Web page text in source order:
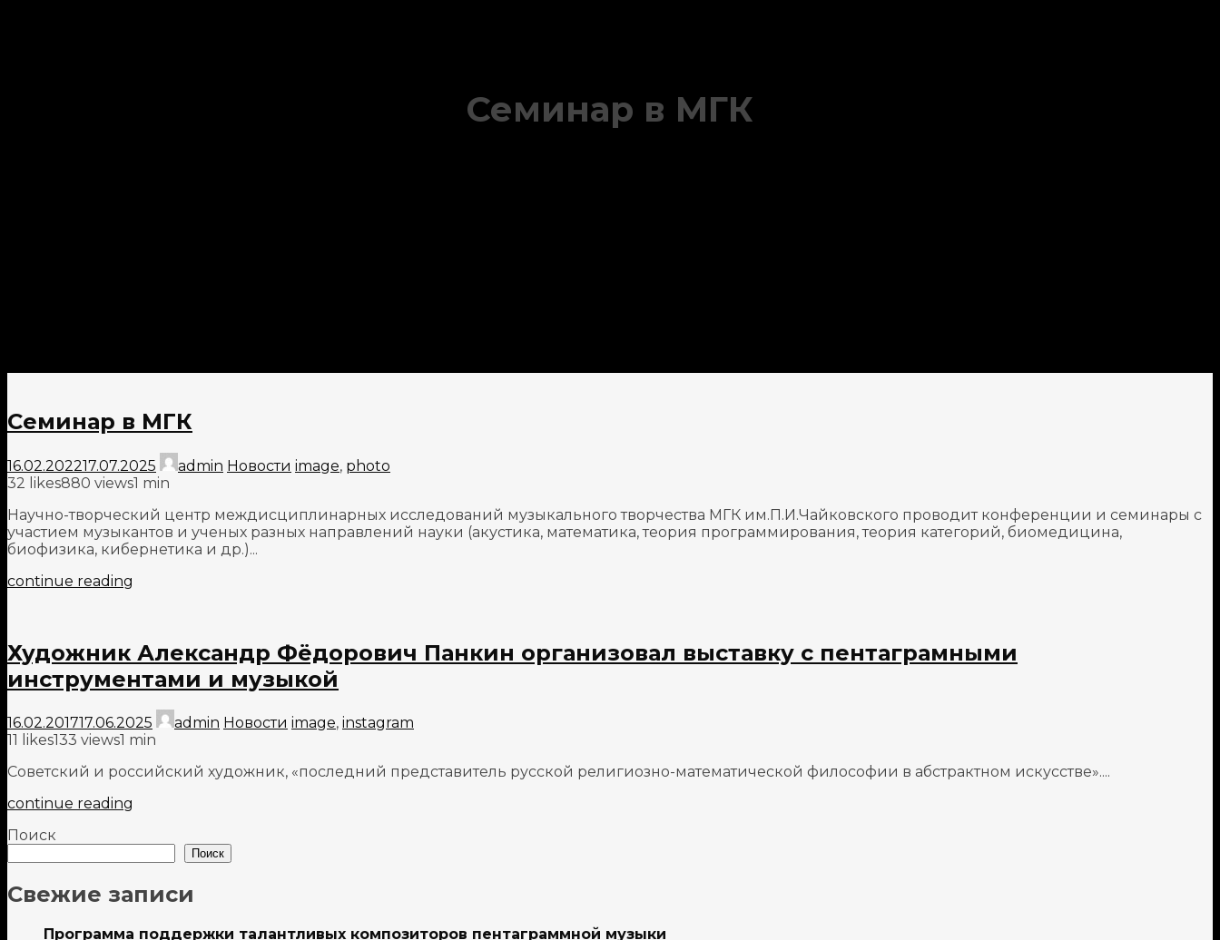
Семинар в МГК
Семинар в МГК
16.02.202217.07.2025 admin Новости image, photo
32 likes880 views1 min
Научно-творческий центр междисциплинарных исследований музыкального творчества МГК им.П.И.Чайковского проводит конференции и семинары с
участием музыкантов и ученых разных направлений науки (акустика, математика, теория программирования, теория категорий, биомедицина,
биофизика, кибернетика и др.)...
continue reading
Художник Александр Фёдорович Панкин организовал выставку с пентаграмными
инструментами и музыкой
16.02.201717.06.2025 admin Новости image, instagram
11
likes133 views1 min
Советский и российский художник, «последний представитель русской религиозно-математической философии в абстрактном искусстве»....
continue reading
Поиск
Поиск
Свежие записи
Программа поддержки талантливых композиторов пентаграммной музыки